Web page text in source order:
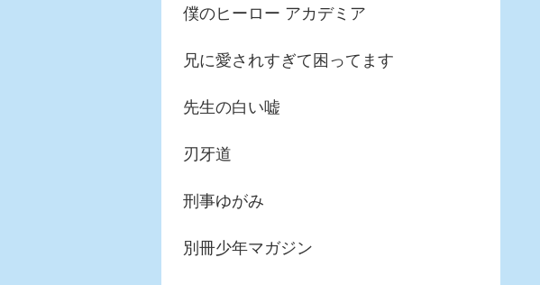
僕のヒーロー アカデミア
兄に愛されすぎて困ってます
先生の白い嘘
刃牙道
刑事ゆがみ
別冊少年マガジン